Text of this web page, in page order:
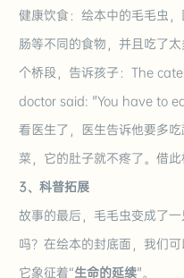
健康饮食：绘本中的毛毛虫
肠等不同的食物，并且吃了
个桥段，告诉孩子：The
doctor said: "You have to
看医生了，医生告诉他要多吃
菜，它的肚子就不疼了。借
3、科普拓展
故事的最后，毛毛虫变成了
吗？在绘本的封底面，我们
它象征着“生命的延续"。